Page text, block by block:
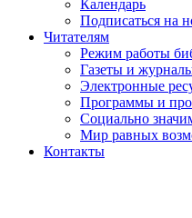
Календарь
Подписаться на
Читателям
Режим работы
Газеты и
Электронные
Программы и
Социально
Мир равных
Контакты